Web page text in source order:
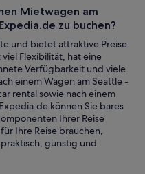
Mietwagen am
zu buchen?
und bietet attraktive Preise
Flexibilität, hat eine
Verfügbarkeit und viele
einem Wagen am Seattle -
rental sowie nach einem
können Sie bares
Ihrer Reise
Ihre Reise brauchen,
günstig und